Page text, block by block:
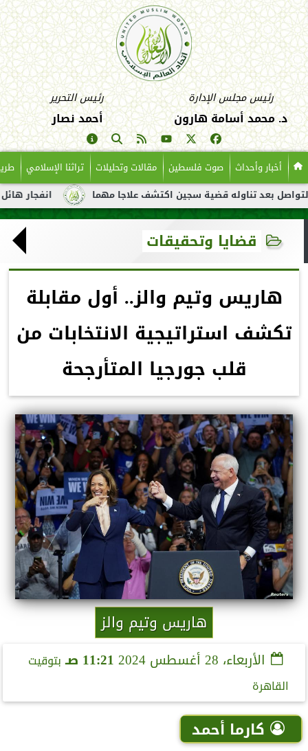
رئيس مجلس الإدارة
د. محمد أسامة هارون
رئيس التحرير
أحمد نصار
أخبار وأحداث صوت فلسطين مقالات وتحليلات تراثنا الإسلامي
انفجار هائل لناقلة تناوله قضية سجين اكتشف علاجا مهما
قضايا وتحقيقات
هاريس وتيم والز.. أول مقابلة
تكشف استراتيجية الانتخابات من
قلب جورجيا المتأرجحة
هاريس وتيم والز
الأربعاء، 28 أغسطس 2024 11:21 صـ
بتوقيت
القاهرة
كارما أحمد